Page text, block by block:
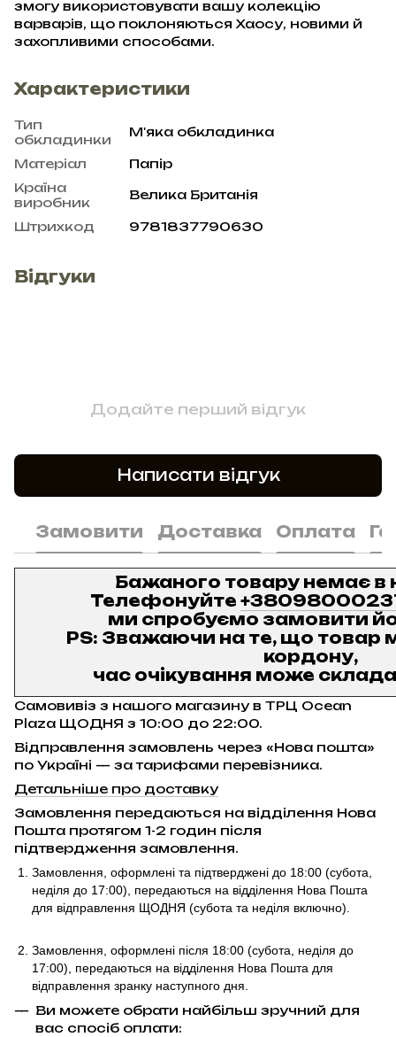
змогу використовувати вашу колекцію
варварів, що поклоняються Хаосу, новими й
захопливими способами.
Характеристики
Тип
обкладинки
М'яка обкладинка
Матеріал
Папір
Країна
виробник
Велика Британія
Штрихкод 9781837790630
Відгуки
Додайте перший відгук
Написати відгук
Замовити Доставка Оплата
Бажаного товару немає в
Телефонуйте
ми спробуємо замовити
PS: Зважаючи на те, що товар
кордону,
час очікування може
Самовивіз з нашого магазину в ТРЦ Ocean
Plaza ЩОДНЯ з 10:00 до 22:00.
Відправлення замовлень через «Нова пошта»
по Україні — за тарифами перевізника.
Детальніше про доставку
Замовлення передаються на відділення Нова
Пошта протягом 1-2 годин після
підтвердження замовлення.
Замовлення, оформлені та підтверджені до 18:00 (субота,
неділя до 17:00) , передаються на відділення Нова Пошта
для відправлення ЩОДНЯ (субота та неділя включно).
Замовлення, оформлені після 18:00 (субота, неділя до
17:00), передаються на відділення Нова Пошта для
відправлення зранку наступного дня.
Ви можете обрати найбільш зручний для
вас спосіб оплати: